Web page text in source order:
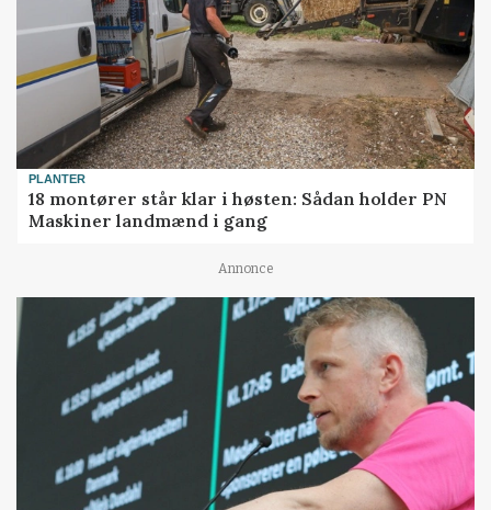
PLANTER
18 montører står klar i høsten: Sådan holder PN
Maskiner landmænd i gang
Annonce